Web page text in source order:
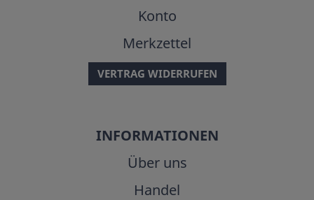
Konto
Merkzettel
VERTRAG WIDERRUFEN
INFORMATIONEN
Über uns
Handel